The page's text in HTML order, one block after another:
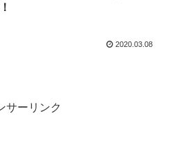
2020.03.08
サーリンク